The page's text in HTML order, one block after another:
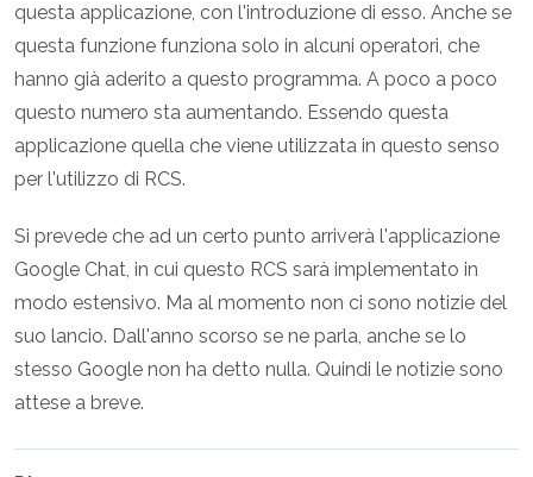
questa applicazione, con l'introduzione di esso. Anche se
questa funzione funziona solo in alcuni operatori, che
hanno già aderito a questo programma. A poco a poco
questo numero sta aumentando. Essendo questa
applicazione quella che viene utilizzata in questo senso
per l'utilizzo di RCS.
Si prevede che ad un certo punto arriverà l'applicazione
Google Chat, in cui questo RCS sarà implementato in
modo estensivo. Ma al momento non ci sono notizie del
suo lancio. Dall'anno scorso se ne parla, anche se lo
stesso Google non ha detto nulla. Quindi le notizie sono
attese a breve.